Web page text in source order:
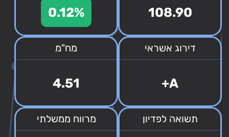
108.90
0.12%
דירוג אשראי
A+
מח"מ
4.51
תשואה לפדיון מרווח ממשלתי